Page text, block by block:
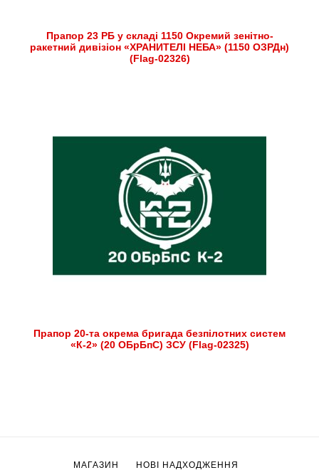
Прапор 23 РБ у складі 1150 Окремий зенітно-
ракетний дивізіон «ХРАНИТЕЛІ НЕБА» (1150 ОЗРДн)
(Flag-02326)
Прапор 20-та окрема бригада безпілотних систем
«К-2» (20 ОБрБпС) ЗСУ (Flag-02325)
МАГАЗИН НОВІ НАДХОДЖЕННЯ